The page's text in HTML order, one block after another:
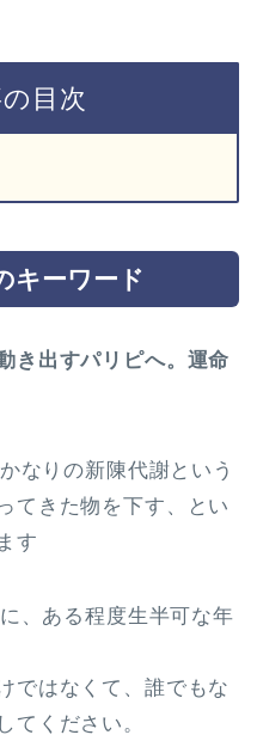
目次
キーワード
き出すパリピへ。運命
なりの新陳代謝という
てきた物を下す、とい
す
、ある程度生半可な年
ではなくて、誰でもな
てください。